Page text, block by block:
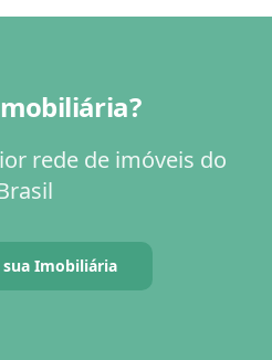
rede de imóveis do
sua Imobiliária